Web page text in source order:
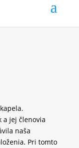
a jej členovia
naša
Pri tomto